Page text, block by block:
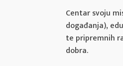
Centar svoju
događanja),
te pripremnih
dobra.